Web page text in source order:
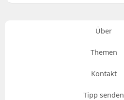
Über
Themen
Kontakt
Tipp senden